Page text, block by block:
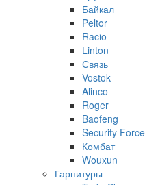
Байкал
Peltor
Racio
Linton
Связь
Vostok
Alinco
Roger
Baofeng
Security Force
Комбат
Wouxun
Гарнитуры